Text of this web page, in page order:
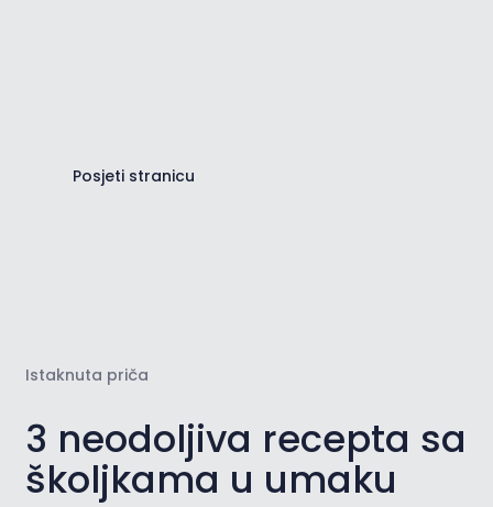
Posjeti stranicu
Istaknuta priča
3 neodoljiva recepta sa
školjkama u umaku